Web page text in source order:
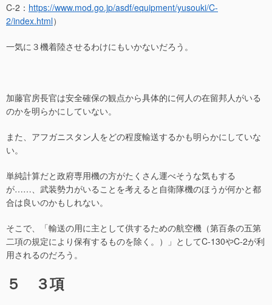
C-2： https://www.mod.go.jp/asdf/equipment/yusouki/C-
2/index.html）
一気に３機着陸させるわけにもいかないだろう。
加藤官房長官は安全確保の観点から具体的に何人の在留邦人がいる
のかを明らかにしていない。
また、アフガニスタン人をどの程度輸送するかも明らかにしていな
い。
単純計算だと政府専用機の方がたくさん運べそうな気もする
が……、武装勢力がいることを考えると自衛隊機のほうが何かと都
合は良いのかもしれない。
そこで、「輸送の用に主として供するための航空機（第百条の五第
二項の規定により保有するものを除く。）」としてC-130やC-2が利
用されるのだろう。
５ ３項